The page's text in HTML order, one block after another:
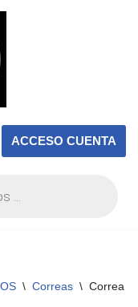
ACCESO CUENTA
\ Correas \ Correa